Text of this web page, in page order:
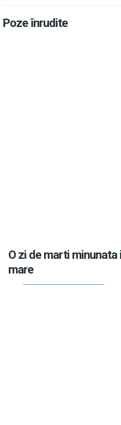
Poze înrudite
O zi de marti minunata
mare